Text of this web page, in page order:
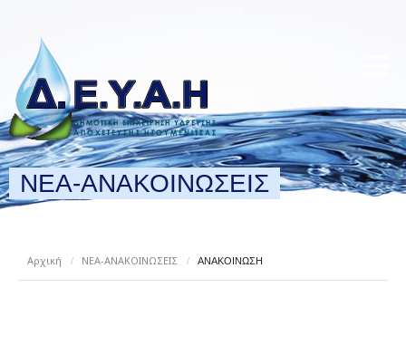
ΝΕΑ-ΑΝΑΚΟΙΝΩΣΕΙΣ
Αρχική / ΝΕΑ-ΑΝΑΚΟΙΝΩΣΕΙΣ / ΑΝΑΚΟΙΝΩΣΗ